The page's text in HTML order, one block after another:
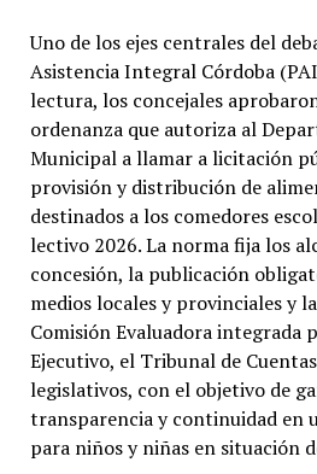
Uno de los ejes centrales del
Asistencia Integral Córdoba
lectura, los concejales
ordenanza que autoriza al
Municipal a llamar a licitación
provisión y distribución de
destinados a los comedores
lectivo 2026. La norma fija los
concesión, la publicación
medios locales y provinciales y
Comisión Evaluadora integrada
Ejecutivo, el Tribunal de
legislativos, con el objetivo de
transparencia y continuidad en
para niños y niñas en situación